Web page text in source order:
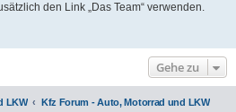
den Link „Das Team“ verwenden.
Gehe zu
LKW Kfz Forum - Auto, Motorrad und LKW